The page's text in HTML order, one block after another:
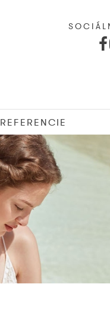
REFERENCIE